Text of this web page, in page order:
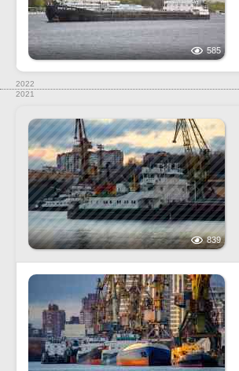
585
2022
2021
839